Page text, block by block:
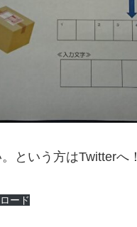
という方はTwitterへ！
ード